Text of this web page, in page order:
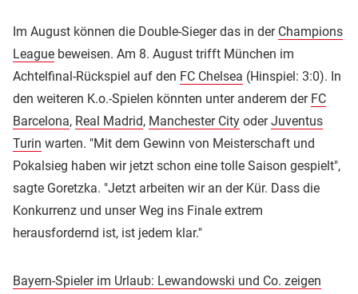
Im August können die Double-Sieger das in der Champions
League beweisen. Am 8. August trifft München im
Achtelfinal-Rückspiel auf den FC Chelsea (Hinspiel: 3:0). In
den weiteren K.o.-Spielen könnten unter anderem der FC
Barcelona, Real Madrid, Manchester City oderJuventus
Turin warten. "Mit dem Gewinn von Meisterschaft und
Pokalsieg haben wir jetzt schon eine tolle Saison gespielt",
sagte Goretzka. "Jetzt arbeiten wir an der Kür. Dass die
Konkurrenz und unser Weg ins Finale extrem
herausfordernd ist, ist jedem klar."
Bayern-Spieler im Urlaub: Lewandowski und Co. zeigen